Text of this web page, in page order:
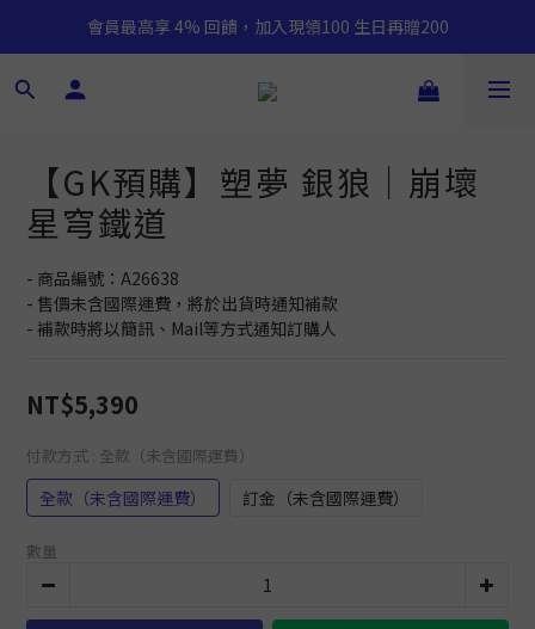
會員最高享 4% 回饋，加入現領100 生日再贈200
【GK預購】塑夢 銀狼｜崩壞
星穹鐵道
- 商品編號：A26638
- 售價未含國際運費，將於出貨時通知補款
- 補款時將以簡訊、Mail等方式通知訂購人
NT$5,390
付款方式 : 全款（未含國際運費）
全款（未含國際運費） 訂金（未含國際運費）
數量